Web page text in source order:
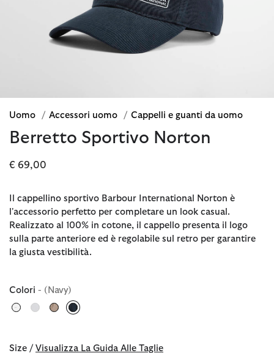
Uomo / Accessori uomo / Cappelli e guanti da uomo
Berretto Sportivo Norton
€ 69,00
Il cappellino sportivo Barbour International Norton è
l'accessorio perfetto per completare un look casual.
Realizzato al 100% in cotone, il cappello presenta il logo
sulla parte anteriore ed è regolabile sul retro per garantire
la giusta vestibilità.
Colori - (Navy)
Size / Visualizza La Guida Alle Taglie